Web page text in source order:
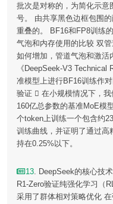
批次是对称的，为简化示意
号。 由共享黑色边框包围
重叠的。 BF16和FP8训练
气泡和内存使用的比较 双
如何增加，管道气泡和激活
《DeepSeek-V3
准模型上进行BF16训练作
验证  在小规模情况下，
160亿总参数的基准MoE模
个token上训练一个包含约
训练曲线，并证明了通过高
持在0.25%以下。
13. DeepSeek的核心技
R1-Zero验证纯强化学习（
采用了群体相对策略优化